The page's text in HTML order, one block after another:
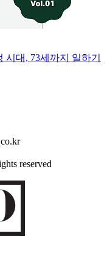
시대, 73세까지 일하기
reserved